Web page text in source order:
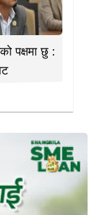
पक्षमा छु :